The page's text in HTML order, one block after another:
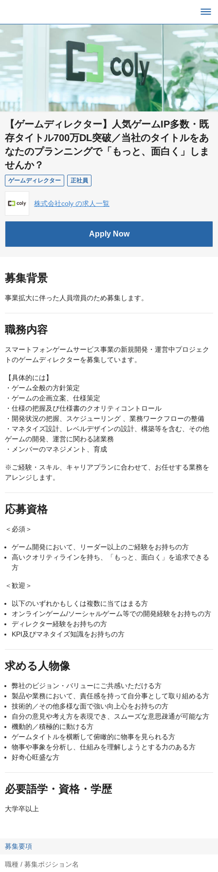
【ゲームディレクター】人気ゲームIP多数・既
存タイトル700万DL突破／当社のタイトルをあ
なたのプランニングで「もっと、面白く」しま
せんか？
ゲームディレクター 正社員
株式会社coly の求人一覧
Apply Now
募集背景
事業拡大に伴った人員増員のため募集します。
職務内容
スマートフォンゲームサービス事業の新規開発・運営中プロジェク
トのゲームディレクターを募集しています。
【具体的には】
・ゲーム全般の方針策定
・ゲームの企画立案、仕様策定
・仕様の把握及び仕様書のクオリティコントロール
・開発状況の把握、スケジューリング 、業務ワークフローの整備
・マネタイズ設計、レベルデザインの設計、構築等を含む、その他
ゲームの開発、運営に関わる諸業務
・メンバーのマネジメント、育成
※ご経験・スキル、キャリアプランに合わせて、お任せする業務を
アレンジします。
応募資格
＜必須＞
ゲーム開発において、リーダー以上のご経験をお持ちの方
高いクオリティラインを持ち、「もっと、面白く」を追求できる
方
＜歓迎＞
以下のいずれかもしくは複数に当てはまる方
オンラインゲーム/ソーシャルゲーム等での開発経験をお持ちの方
ディレクター経験をお持ちの方
KPI及びマネタイズ知識をお持ちの方
求める人物像
弊社のビジョン・バリューにご共感いただける方
製品や業務において、責任感を持って自分事として取り組める方
技術的／その他多様な面で強い向上心をお持ちの方
自分の意見や考え方を表現でき、スムーズな意思疎通が可能な方
機動的／積極的に動ける方
ゲームタイトルを横断して俯瞰的に物事を見られる方
物事や事象を分析し、仕組みを理解しようとする力のある方
好奇心旺盛な方
必要語学・資格・学歴
大学卒以上
募集要項
職種 / 募集ポジション名